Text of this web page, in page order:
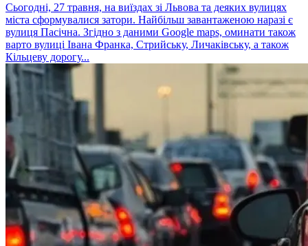
Сьогодні, 27 травня, на виїздах зі Львова та деяких вулицях
міста сформувалися затори. Найбільш завантаженою наразі є
вулиця Пасічна. Згідно з даними Google maps, оминати також
варто вулиці Івана Франка, Стрийську, Личаківську, а також
Кільцеву дорогу...